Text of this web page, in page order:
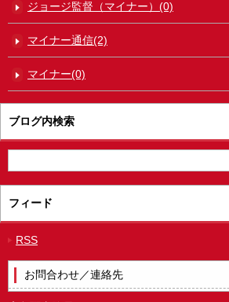
ジョージ監督（マイナー）(0)
マイナー通信(2)
マイナー(0)
ブログ内検索
フィード
RSS
お問合わせ／連絡先